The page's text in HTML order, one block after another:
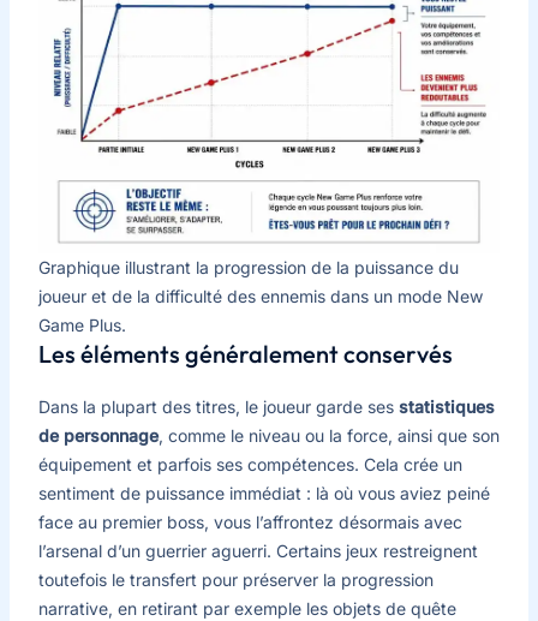
Graphique illustrant la progression de la puissance du
joueur et de la difficulté des ennemis dans un mode New
Game Plus.
Les éléments généralement conservés
Dans la plupart des titres, le joueur garde ses statistiques
de personnage, comme le niveau ou la force, ainsi que son
équipement et parfois ses compétences. Cela crée un
sentiment de puissance immédiat : là où vous aviez peiné
face au premier boss, vous l’affrontez désormais avec
l’arsenal d’un guerrier aguerri. Certains jeux restreignent
toutefois le transfert pour préserver la progression
narrative, en retirant par exemple les objets de quête